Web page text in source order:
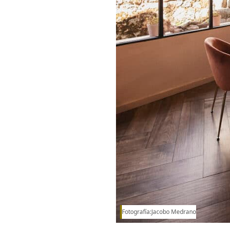
Fotografía:Jacobo Medrano